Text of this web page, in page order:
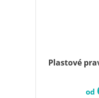
Plastové
od